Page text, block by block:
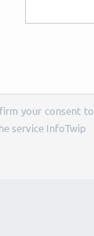
your consent
service InfoTwip